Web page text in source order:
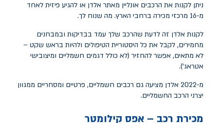
ניתן לקנות את הרכבים אונליין מאתר אלדן או להגיע פיזית לאחד
מ-16 מרכזי מכירה ברחבי הארץ. מה שנוח לך.
לקנות אלדן זה לדעת שהרכב שלך עמד בבדיקות ובמבחנים
מחמירים, לקבל את כל היסטוריית הטיפולים ולהיות בראש שקט –
לא מתאים, אפשר להחזיר (לא כולל דגמים חשמליים ומיצובישי
אטראג').
מ-2022 אלדן מציעה גם רכבים חשמליים, פרטיים ומסחריים ממגוון
יצרני הרכב החשמליים.
מכירת רכב – אפס קילומטר